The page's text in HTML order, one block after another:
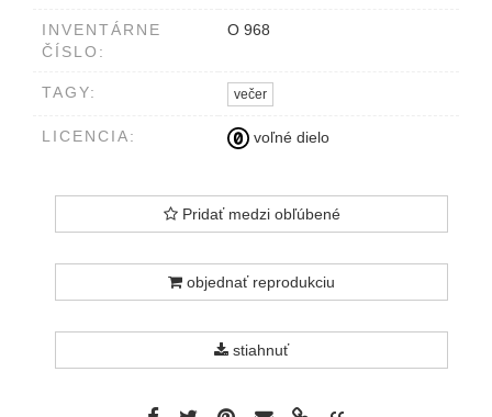
INVENTÁRNE
ČÍSLO:
O 968
TAGY: večer
LICENCIA: voľné dielo
Pridať medzi obľúbené
objednať reprodukciu
stiahnuť